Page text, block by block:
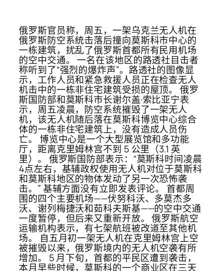
俄罗斯官员称，周五，一架乌克兰无人机在
俄罗斯防空系统击落后撞向莫斯科市中心的
一栋建筑，扰乱了俄罗斯首都所有民用机场
的空中交通。 一名在该地区的路透社目击者
称听到了“强烈的爆炸声”。路透社的图像显
示，工作人员和紧急救援人员正在检查无人
机击中的一栋非住宅建筑受损的屋顶。 俄罗
斯国防部和莫斯科市长谢尔盖·索比亚宁表
示，周五凌晨，防空系统摧毁了一架无人
机，该无人机随后落在莫斯科博览中心综合
体的一栋非住宅建筑上，没有造成人员伤
亡。 博览中心是一个大型展览馆和多功能
厅，距离克里姆林宫不到 5 公里（3.1 英
里）。 俄罗斯国防部表示：“莫斯科时间凌晨
4点左右，基辅政权使用无人机对位于莫斯科
和莫斯科地区的物体发动了另一次恐怖袭
击。” 基辅方面没有立即发表评论。 首都周
围的四个主要机场——伏努科沃、多莫杰多
沃、谢列梅捷沃和茹科夫斯基——的空中交通
一度暂停，但后来又重新开放。 俄罗斯航空
运输机构表示，有七架航班被改道至其他机
场。 自五月初一架无人机在克里姆林宫上空
被摧毁以来，俄罗斯境内的无人机空袭有所
增加。 5 月下旬，首都的平民区遭到袭击，
本月早些时候，莫斯科的一个商业区在三天